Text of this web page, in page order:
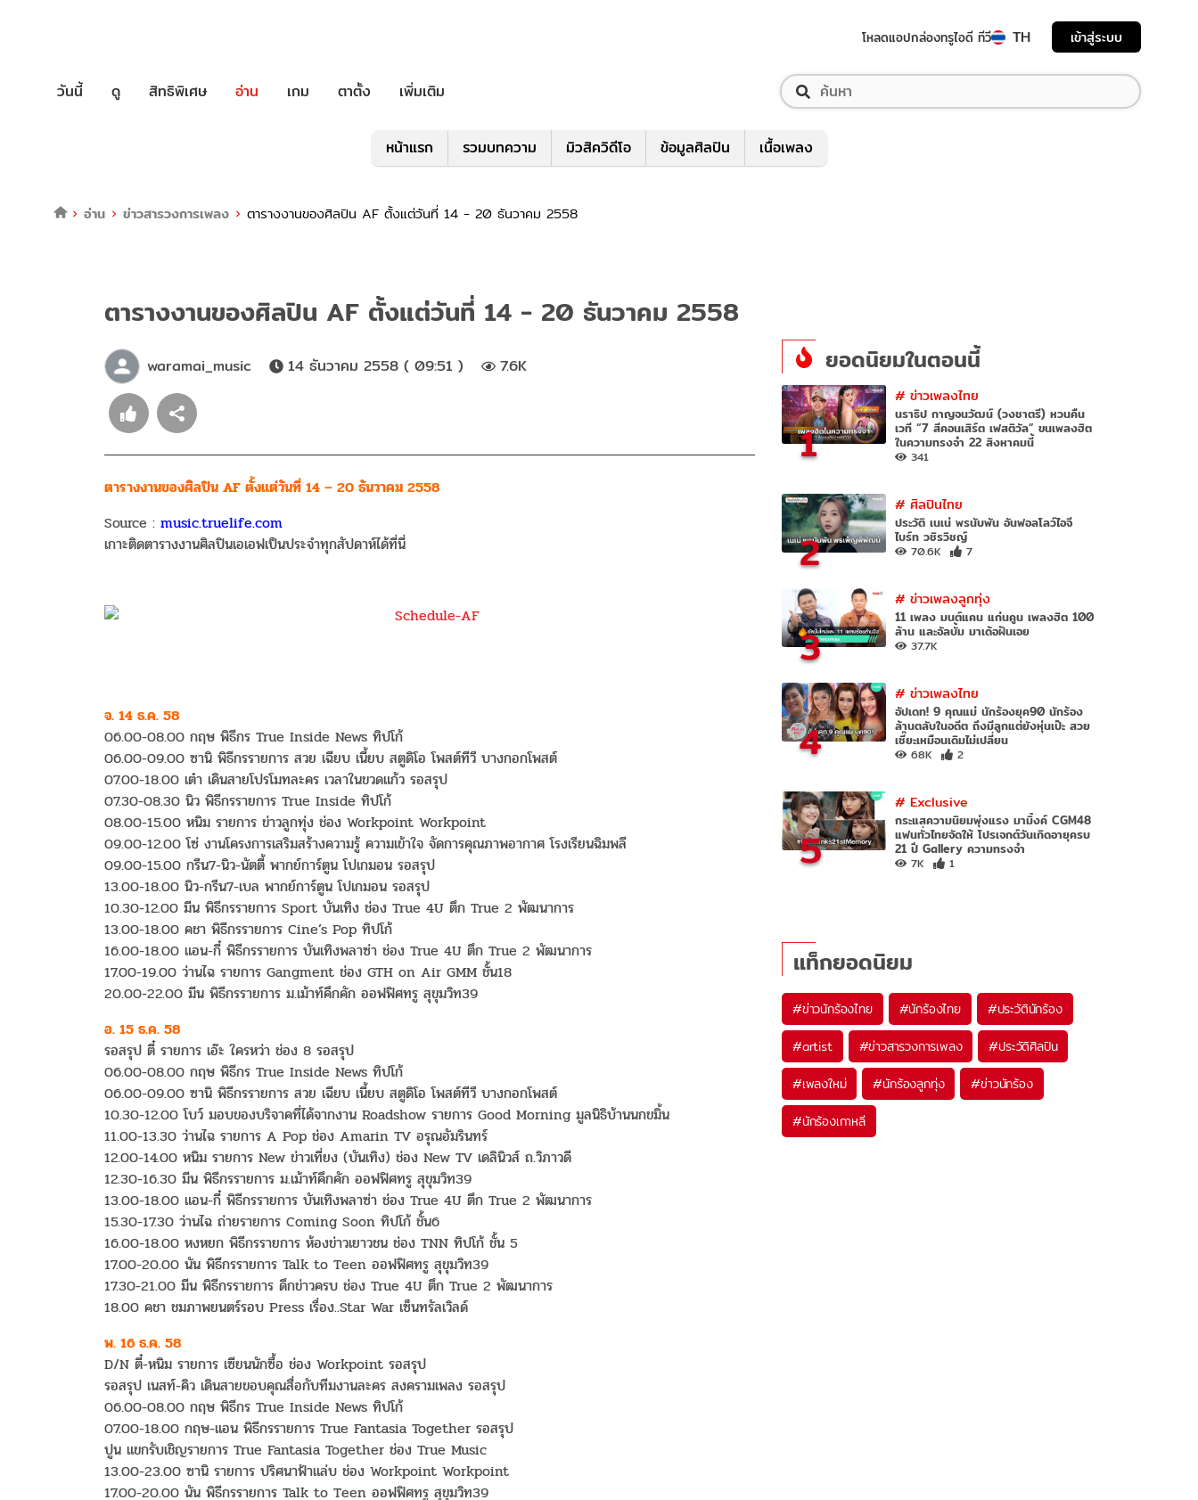
โหลดแอปกล่องทรูไอดี ทีวี TH เข้าสู่ระบบ
วันนี้ ดู สิทธิพิเศษ อ่าน เกม ตาตั้ง เพิ่มเติม
หน้าแรก รวมบทความ มิวสิควิดีโอ ข้อมูลศิลปิน เนื้อเพลง
อ่าน ข่าวสารวงการเพลง ตารางงานของศิลปิน AF ตั้งแต่วันที่ 14 - 20 ธันวาคม 2558
ตารางงานของศิลปิน AF ตั้งแต่วันที่ 14 - 20 ธันวาคม 2558
waramai_music 14 ธันวาคม 2558 ( 09:51 ) 7.6K
ตารางงานของศิลปิน AF ตั้งแต่วันที่ 14 – 20 ธันวาคม 2558
Source : music.truelife.com
เกาะติดตารางงานศิลปินเอเอฟเป็นประจำทุกสัปดาห์ได้ที่นี่
จ. 14 ธ.ค. 58
06.00-08.00 กฤษ พิธีกร True Inside News ทิปโก้
06.00-09.00 ซานิ พิธีกรรายการ สวย เฉียบ เนี้ยบ สตูดิโอ โพสต์ทีวี บางกอกโพสต์
07.00-18.00 เต๋า เดินสายโปรโมทละคร เวลาในขวดแก้ว รอสรุป
07.30-08.30 นิว พิธีกรรายการ True Inside ทิปโก้
08.00-15.00 หนิม รายการ ข่าวลูกทุ่ง ช่อง Workpoint Workpoint
09.00-12.00 โซ่ งานโครงการเสริมสร้างความรู้ ความเข้าใจ จัดการคุณภาพอากาศ โรงเรียนฉิมพลี
09.00-15.00 กรีน7-นิว-นัตตี้ พากย์การ์ตูน โปเกมอน รอสรุป
13.00-18.00 นิว-กรีน7-เบล พากย์การ์ตูน โปเกมอน รอสรุป
10.30-12.00 มีน พิธีกรรายการ Sport บันเทิง ช่อง True 4U ตึก True 2 พัฒนาการ
13.00-18.00 คชา พิธีกรรายการ Cine’s Pop ทิปโก้
16.00-18.00 แอน-กี๋ พิธีกรรายการ บันเทิงพลาซ่า ช่อง True 4U ตึก True 2 พัฒนาการ
17.00-19.00 ว่านไฉ รายการ Gangment ช่อง GTH on Air GMM ชั้น18
20.00-22.00 มีน พิธีกรรายการ ม.เม้าท์คึกคัก ออฟฟิศทรู สุขุมวิท39
อ. 15 ธ.ค. 58
รอสรุป ตี๋ รายการ เอ๊ะ ใครหว่า ช่อง 8 รอสรุป
06.00-08.00 กฤษ พิธีกร True Inside News ทิปโก้
06.00-09.00 ซานิ พิธีกรรายการ สวย เฉียบ เนี้ยบ สตูดิโอ โพสต์ทีวี บางกอกโพสต์
10.30-12.00 โบว์ มอบของบริจาคที่ได้จากงาน Roadshow รายการ Good Morning มูลนิธิบ้านนกขมิ้น
11.00-13.30 ว่านไฉ รายการ A Pop ช่อง Amarin TV อรุณอัมรินทร์
12.00-14.00 หนิม รายการ New ข่าวเที่ยง (บันเทิง) ช่อง New TV เดลินิวส์ ถ.วิภาวดี
12.30-16.30 มีน พิธีกรรายการ ม.เม้าท์คึกคัก ออฟฟิศทรู สุขุมวิท39
13.00-18.00 แอน-กี๋ พิธีกรรายการ บันเทิงพลาซ่า ช่อง True 4U ตึก True 2 พัฒนาการ
15.30-17.30 ว่านไฉ ถ่ายรายการ Coming Soon ทิปโก้ ชั้น6
16.00-18.00 หงหยก พิธีกรรายการ ห้องข่าวเยาวชน ช่อง TNN ทิปโก้ ชั้น 5
17.00-20.00 นัน พิธีกรรายการ Talk to Teen ออฟฟิศทรู สุขุมวิท39
17.30-21.00 มีน พิธีกรรายการ ดึกข่าวครบ ช่อง True 4U ตึก True 2 พัฒนาการ
18.00 คชา ชมภาพยนตร์รอบ Press เรื่อง..Star War เซ็นทรัลเวิลด์
พ. 16 ธ.ค. 58
D/N ตี๋-หนิม รายการ เซียนนักซื้อ ช่อง Workpoint รอสรุป
รอสรุป เนสท์-คิว เดินสายขอบคุณสื่อกับทีมงานละคร สงครามเพลง รอสรุป
06.00-08.00 กฤษ พิธีกร True Inside News ทิปโก้
07.00-18.00 กฤษ-แอน พิธีกรรายการ True Fantasia Together รอสรุป
ปูน แขกรับเชิญรายการ True Fantasia Together ช่อง True Music
13.00-23.00 ซานิ รายการ ปริศนาฟ้าแล่บ ช่อง Workpoint Workpoint
17.00-20.00 นัน พิธีกรรายการ Talk to Teen ออฟฟิศทรู สุขุมวิท39
ยอดนิยมในตอนนี้
1
# ข่าวเพลงไทย
นราธิป กาญจนวัฒน์ (วงชาตรี) หวนคืน
เวที “7 สีคอนเสิร์ต เฟสติวัล” ขนเพลงฮิต
ในความทรงจำ 22 สิงหาคมนี้
341
2
# ศิลปินไทย
ประวัติ เนเน่ พรนับพัน อันฟอลโลว์ไอจี
ไบร์ท วชิรวิชญ์
70.6K 7
3
# ข่าวเพลงลูกทุ่ง
11 เพลง มนต์แคน แก่นคูน เพลงฮิต 100
ล้าน และอัลบั้ม มาเด้อฝันเอย
37.7K
4
# ข่าวเพลงไทย
อัปเดท! 9 คุณแม่ นักร้องยุค90 นักร้อง
ล้านตลับในอดีต ถึงมีลูกแต่ยังหุ่นเป๊ะ สวย
เซี๊ยะเหมือนเดิมไม่เปลี่ยน
68K 2
5
# Exclusive
กระแสความนิยมพุ่งแรง มามิ้งค์ CGM48
แฟนทั่วไทยจัดให้ โปรเจกต์วันเกิดอายุครบ
21 ปี Gallery ความทรงจำ
7K 1
แท็กยอดนิยม
#ข่าวนักร้องไทย #นักร้องไทย #ประวัตินักร้อง
#artist #ข่าวสารวงการเพลง #ประวัติศิลปิน
#เพลงใหม่ #นักร้องลูกทุ่ง #ข่าวนักร้อง
#นักร้องเกาหลี